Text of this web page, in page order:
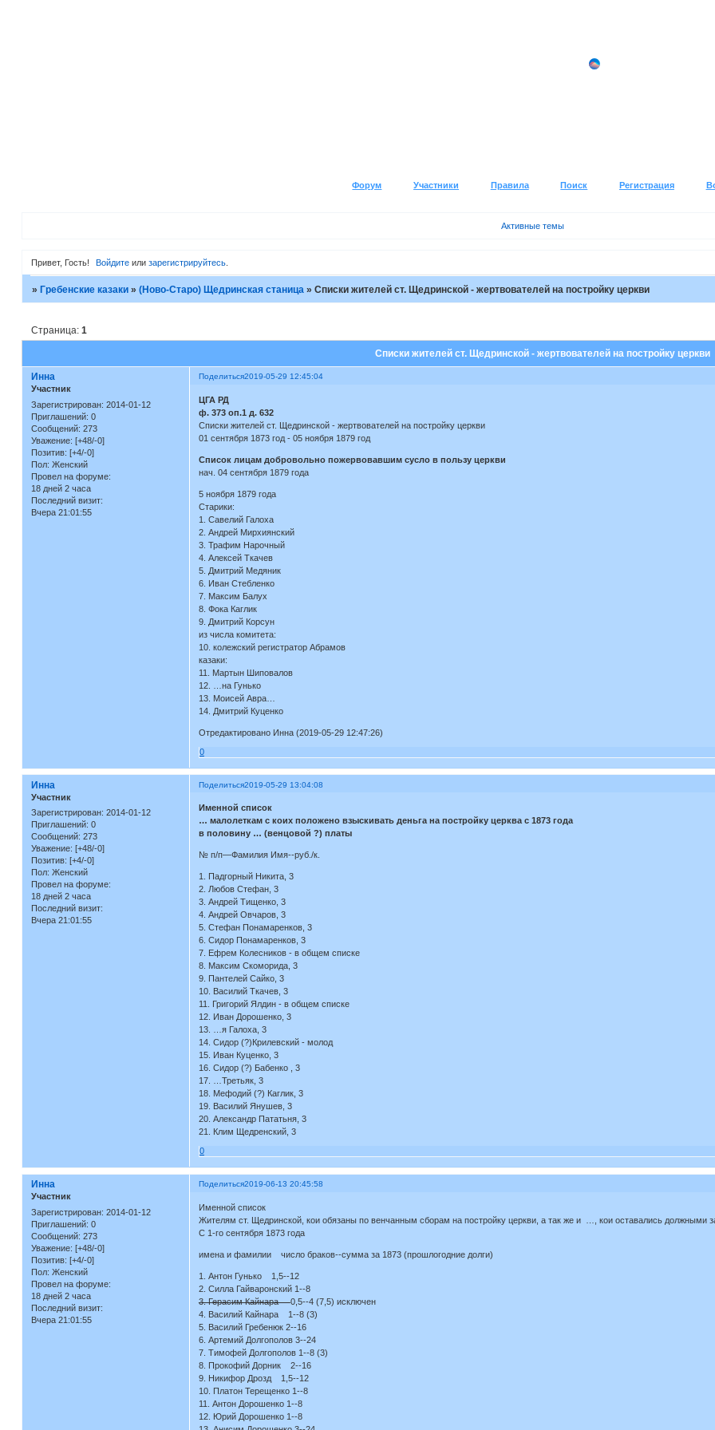
Форум Участники Правила Поиск Регистрация
Активные темы
Привет, Гость! Войдите илизарегистрируйтесь
» Гребенские казаки » (Ново-Старо) Щедринская станица » Списки жителей ст. Щедринской - жертвователей на постройку церкви
Списки жителей ст. Щедринской - жертвователей на постройку церкви
Страница: 1
Поделиться2019-05-29 12:45:04
Инна
Участник
Зарегистрирован: 2014-01-12
Приглашений: 0
Сообщений: 273
Уважение: [+48/-0]
Позитив: [+4/-0]
Пол: Женский
Провел на форуме:
18 дней 2 часа
Последний визит:
Вчера 21:01:55
ЦГА РД
ф. 373 оп.1 д. 632
Списки жителей ст. Щедринской - жертвователей на постройку церкви
01 сентября 1873 год - 05 ноября 1879 год
Список лицам добровольно пожервовавшим сусло в пользу церкви
нач. 04 сентября 1879 года
5 ноября 1879 года
Старики:
1. Савелий Галоха
2. Андрей Мирхиянский
3. Трафим Нарочный
4. Алексей Ткачев
5. Дмитрий Медяник
6. Иван Стебленко
7. Максим Балух
8. Фока Каглик
9. Дмитрий Корсун
из числа комитета:
10. колежский регистратор Абрамов
казаки:
11. Мартын Шиповалов
12. …на Гунько
13. Моисей Авра…
14. Дмитрий Куценко
Отредактировано Инна (2019-05-29 12:47:26)
0
Поделиться2019-05-29 13:04:08
Инна
Участник
Зарегистрирован: 2014-01-12
Приглашений: 0
Сообщений: 273
Уважение: [+48/-0]
Позитив: [+4/-0]
Пол: Женский
Провел на форуме:
18 дней 2 часа
Последний визит:
Вчера 21:01:55
Именной список
… малолеткам с коих положено взыскивать деньга на постройку церква с 1873 года
в половину … (венцовой ?) платы
№ п/п—Фамилия Имя--руб./к.
1. Падгорный Никита, 3
2. Любов Стефан, 3
3. Андрей Тищенко, 3
4. Андрей Овчаров, 3
5. Стефан Понамаренков, 3
6. Сидор Понамаренков, 3
7. Ефрем Колесников - в общем списке
8. Максим Скоморида, 3
9. Пантелей Сайко, 3
10. Василий Ткачев, 3
11. Григорий Ялдин - в общем списке
12. Иван Дорошенко, 3
13. …я Галоха, 3
14. Сидор (?)Крилевский - молод
15. Иван Куценко, 3
16. Сидор (?) Бабенко , 3
17. …Третьяк, 3
18. Мефодий (?) Каглик, 3
19. Василий Янушев, 3
20. Александр Пататьня, 3
21. Клим Щедренский, 3
0
Поделиться2019-06-13 20:45:58
Инна
Участник
Зарегистрирован: 2014-01-12
Приглашений: 0
Сообщений: 273
Уважение: [+48/-0]
Позитив: [+4/-0]
Пол: Женский
Провел на форуме:
18 дней 2 часа
Последний визит:
Вчера 21:01:55
Именной список
Жителям ст. Щедринской, кои обязаны по венчанным сборам на постройку церкви, а так же и …, кои оставались должными
С 1-го сентября 1873 года
имена и фамилии число браков--сумма за 1873 (прошлогодние долги)
1. Антон Гунько 1,5--12
2. Силла Гайваронский 1--8
3. Герасим Кайнара0,5--4 (7,5) исключен
4. Василий Кайнара 1--8 (3)
5. Василий Гребенюк 2--16
6. Артемий Долгополов 3--24
7. Тимофей Долгополов 1--8 (3)
8. Прокофий Дорник 2--16
9. Никифор Дрозд 1,5--12
10. Платон Терещенко 1--8
11. Антон Дорошенко 1--8
12. Юрий Дорошенко 1--8